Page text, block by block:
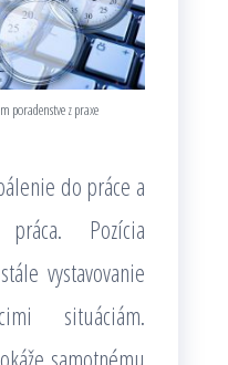
poradenstve z praxe
do práce a
Pozícia
vystavovanie
situáciám.
samotnému